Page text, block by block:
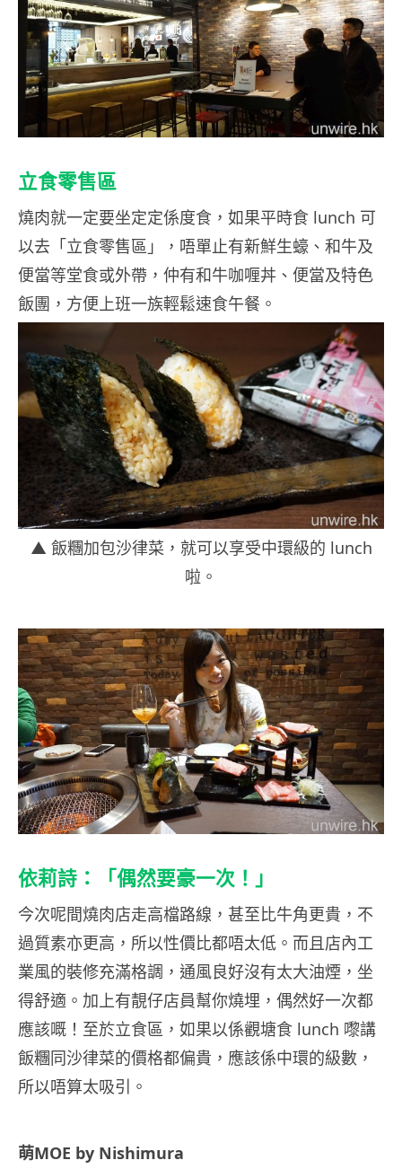
立食零售區
燒肉就一定要坐定定係度食，如果平時食 lunch 可
以去「立食零售區」，唔單止有新鮮生蠔、和牛及
便當等堂食或外帶，仲有和牛咖喱丼、便當及特色
飯團，方便上班一族輕鬆速食午餐。
▲ 飯糰加包沙律菜，就可以享受中環級的 lunch
啦。
依莉詩：「偶然要豪一次！」
今次呢間燒肉店走高檔路線，甚至比牛角更貴，不
過質素亦更高，所以性價比都唔太低。而且店內工
業風的裝修充滿格調，通風良好沒有太大油煙，坐
得舒適。加上有靚仔店員幫你燒埋，偶然好一次都
應該嘅！至於立食區，如果以係觀塘食 lunch 嚟講
飯糰同沙律菜的價格都偏貴，應該係中環的級數，
所以唔算太吸引。
萌MOE by Nishimura